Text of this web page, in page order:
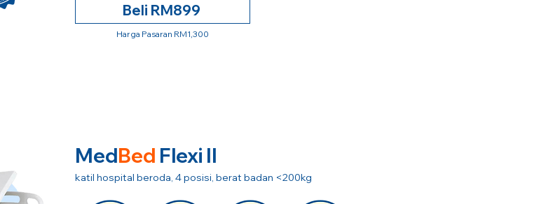
Beli RM899
Harga Pasaran RM1,300
MedBed Flexi II
katil hospital beroda, 4 posisi, berat badan <200kg